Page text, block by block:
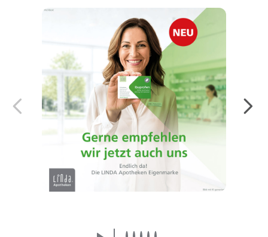
Endlich da! Die LINDA Eigenmarke:
Arzneimittel von der Apothekenmarke, der
Sie vertrauen.
Mehr erfahren